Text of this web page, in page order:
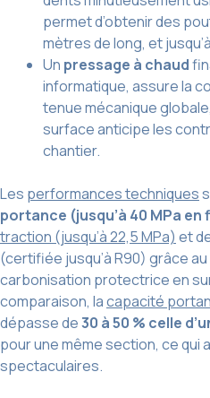
permet d’obtenir des
mètres de long, et
Un pressage à chaud
informatique, assure la
tenue mécanique
surface anticipe les
chantier.
Les performances techniques
portance (jusqu’à 40 MPa en
traction (jusqu’à 22,5 MPa) et
(certifiée jusqu’à R90) grâce
carbonisation protectrice en
comparaison, lacapacité
dépasse de30 à 50 % celle
pour une même section, ce qui
spectaculaires.